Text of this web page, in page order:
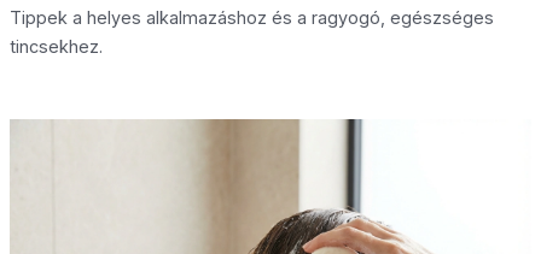
Tippek a helyes alkalmazáshoz és a ragyogó, egészséges
tincsekhez.